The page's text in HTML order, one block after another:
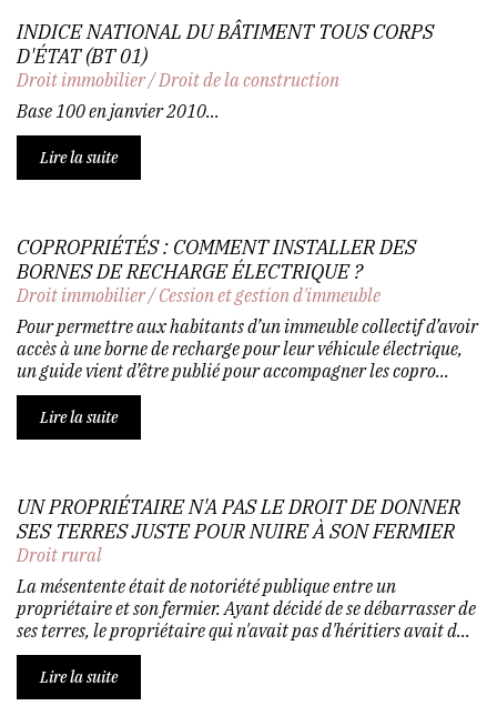
INDICE NATIONAL DU BÂTIMENT TOUS CORPS
D'ÉTAT (BT 01)
Droit immobilier/Droit de la construction
Base 100 en janvier 2010...
Lire la suite
COPROPRIÉTÉS : COMMENT INSTALLER DES
BORNES DE RECHARGE ÉLECTRIQUE ?
Droit immobilier/Cession et gestion d'immeuble
Pour permettre aux habitants d’un immeuble collectif d’avoir
accès à une borne de recharge pour leur véhicule électrique,
un guide vient d’être publié pour accompagner les copro...
Lire la suite
UN PROPRIÉTAIRE N'A PAS LE DROIT DE DONNER
SES TERRES JUSTE POUR NUIRE À SON FERMIER
Droit rural
La mésentente était de notoriété publique entre un
propriétaire et son fermier. Ayant décidé de se débarrasser de
ses terres, le propriétaire qui n'avait pas d'héritiers avait d...
Lire la suite